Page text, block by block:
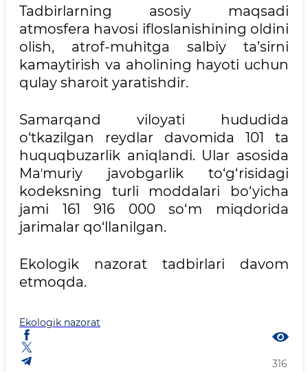
Tadbirlarning asosiy maqsadi
atmosfera havosi ifloslanishining oldini
olish, atrof-muhitga salbiy ta’sirni
kamaytirish va aholining hayoti uchun
qulay sharoit yaratishdir.
Samarqand viloyati hududida
o‘tkazilgan reydlar davomida 101 ta
huquqbuzarlik aniqlandi. Ular asosida
Maʼmuriy javobgarlik to‘g‘risidagi
kodeksning turli moddalari bo‘yicha
jami 161 916 000 so‘m miqdorida
jarimalar qo‘llanilgan.
Ekologik nazorat tadbirlari davom
etmoqda.
Ekologik nazorat
316